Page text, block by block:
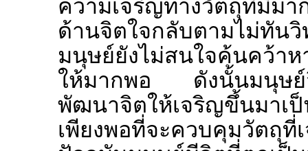
ความเจริญทางวัตถุที่มี
ด้านจิตใจกลับตามไม่ทั
มนุษย์ยังไม่สนใจค้นคว้าห
ให้มากพอ ดังนั้นมนุษย์จึ
พัฒนาจิตให้เจริญขึ้นมา
เพียงพอที่จะควบคุมวัตถุ